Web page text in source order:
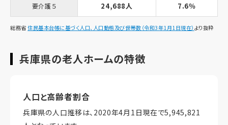
要介護５ 24,688人 7.6％
総務省住民基本台帳に基づく人口、人口動態及び世帯数（令和3年1月1日現在） より抜粋
兵庫県の老人ホームの特徴
人口と高齢者割合
兵庫県の人口推移は、2020年4月1日現在で5,945,821